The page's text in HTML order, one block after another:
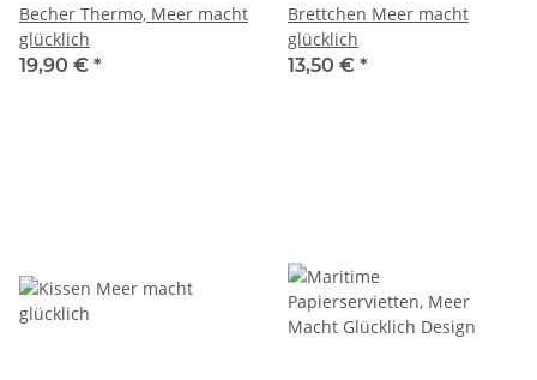
Becher Thermo, Meer macht
glücklich
19,90 € *
Brettchen Meer macht
glücklich
13,50 € *